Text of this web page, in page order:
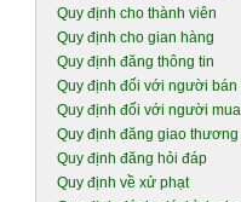
Quy định cho thành viên
Quy định cho gian hàng
Quy định đăng thông tin
Quy định đối với người bán
Quy định đối với người mua
Quy định đăng giao thương
Quy định đăng hỏi đáp
Quy định về xử phạt